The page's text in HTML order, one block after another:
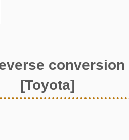
conversion
[Toyota]